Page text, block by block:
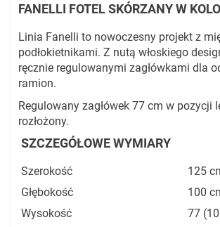
FANELLI FOTEL SKÓRZANY W
Linia Fanelli to nowoczesny projekt z
podłokietnikami. Z nutą włoskiego
ręcznie regulowanymi zagłówkami dla
ramion.
Regulowany zagłówek 77 cm w pozycji
rozłożony.
SZCZEGÓŁOWE WYMIARY
Szerokość
125
Głębokość
100
Wysokość
77